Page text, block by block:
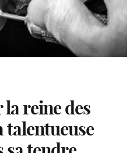
reine des
talentueuse